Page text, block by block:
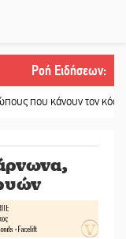
Ροή Ειδήσεων:
τον κόσμο λίγο πιο